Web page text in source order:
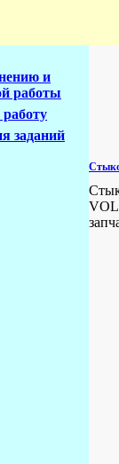
и
работы
заданий